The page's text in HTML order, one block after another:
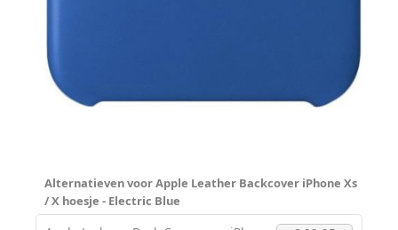
Alternatieven voor Apple Leather Backcover iPhone Xs
/ X hoesje - Electric Blue